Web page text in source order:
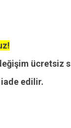
ücretsiz
edilir.